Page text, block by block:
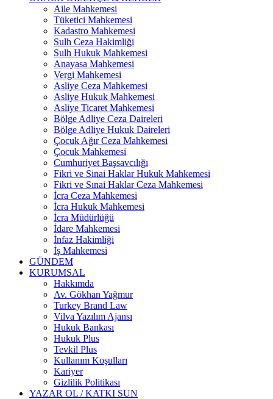
Aile Mahkemesi
Tüketici Mahkemesi
Kadastro Mahkemesi
Sulh Ceza Hakimliği
Sulh Hukuk Mahkemesi
Anayasa Mahkemesi
Vergi Mahkemesi
Asliye Ceza Mahkemesi
Asliye Hukuk Mahkemesi
Asliye Ticaret Mahkemesi
Bölge Adliye Ceza Daireleri
Bölge Adliye Hukuk Daireleri
Çocuk Ağır Ceza Mahkemesi
Çocuk Mahkemesi
Cumhuriyet Başsavcılığı
Fikri ve Sinai Haklar Hukuk Mahkemesi
Fikri ve Sınai Haklar Ceza Mahkemesi
İcra Ceza Mahkemesi
İcra Hukuk Mahkemesi
İcra Müdürlüğü
İdare Mahkemesi
İnfaz Hakimliği
İş Mahkemesi
GÜNDEM
KURUMSAL
Hakkımda
Av. Gökhan Yağmur
Turkey Brand Law
Vilva Yazılım Ajansı
Hukuk Bankası
Hukuk Plus
Tevkil Plus
Kullanım Koşulları
Kariyer
Gizlilik Politikası
YAZAR OL / KATKI SUN